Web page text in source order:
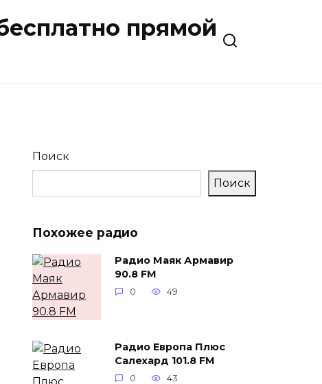
прямой
Поиск
Поиск
Похожее радио
Радио Маяк Армавир
90.8 FM
0 49
Радио Европа Плюс
Салехард 101.8 FM
0 43